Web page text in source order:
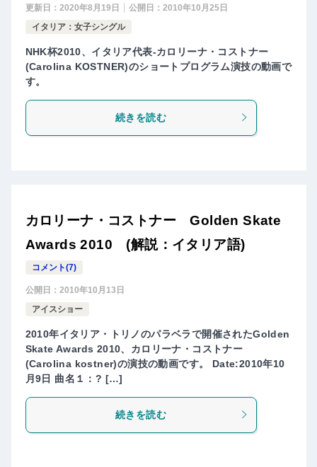
更新日： 2020年8月19日 公開日： 2010年10月25日
イタリア：女子シングル
NHK杯2010、イタリア代表-カロリーナ・コストナー
(Carolina KOSTNER)のショートプログラム演技の動画で
す。
続きを読む
カロリーナ・コストナー Golden Skate
Awards 2010 (解説：イタリア語)
コメント(7)
公開日： 2010年10月13日
アイスショー
2010年イタリア・トリノのパラベラで開催されたGolden
Skate Awards 2010、カロリーナ・コストナー
(Carolina kostner)の演技の動画です。 Date:2010年10
月9日 曲名１：? […]
続きを読む